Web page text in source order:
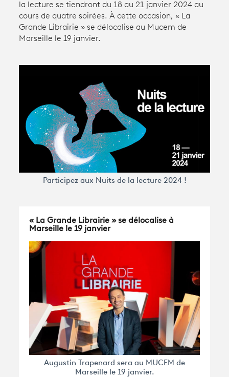
Productions et innovation
la lecture se tiendront du 18 au 21 janvier 2024 au
cours de quatre soirées. À cette occasion, « La
Grande Librairie » se délocalise au Mucem de
Marseille le 19 janvier.
Participez aux Nuits de la lecture 2024 !
« La Grande Librairie » se délocalise à
Marseille le 19 janvier
Augustin Trapenard sera au MUCEM de
Marseille le 19 janvier.